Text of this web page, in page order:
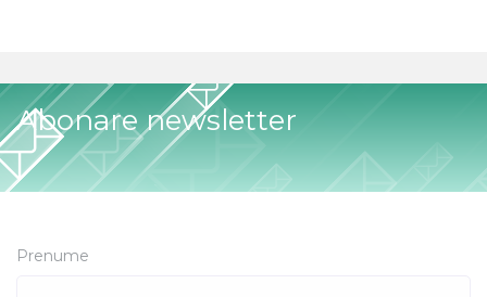
Abonare newsletter
Prenume